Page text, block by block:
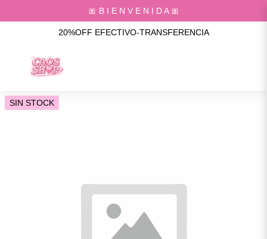
🎀 B I E N V E N I D A 🎀
20%OFF EFECTIVO-TRANSFERENCIA
SIN STOCK